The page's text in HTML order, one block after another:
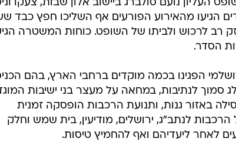
העליון נועם סולברג ביישוב אלון שבות, צעקו
הגיעו מהאירוע הפורעים אף השליכו חפץ כבד
רב לרכוש ולביתו של השופט. כוחות המשטרה
הסדר.
הפגינו בכמה מוקדים ברחבי הארץ, בהם
סמוך לנתיבות, במחאה על מעצר בני ישיבות
באזור גנות, ותנועת הרכבות הופסקה זמנית
לנתב"ג, ירושלים, מודיעין, בית שמש וחלק
לאחר ליעדיהם ואף להחמיץ טיסות.